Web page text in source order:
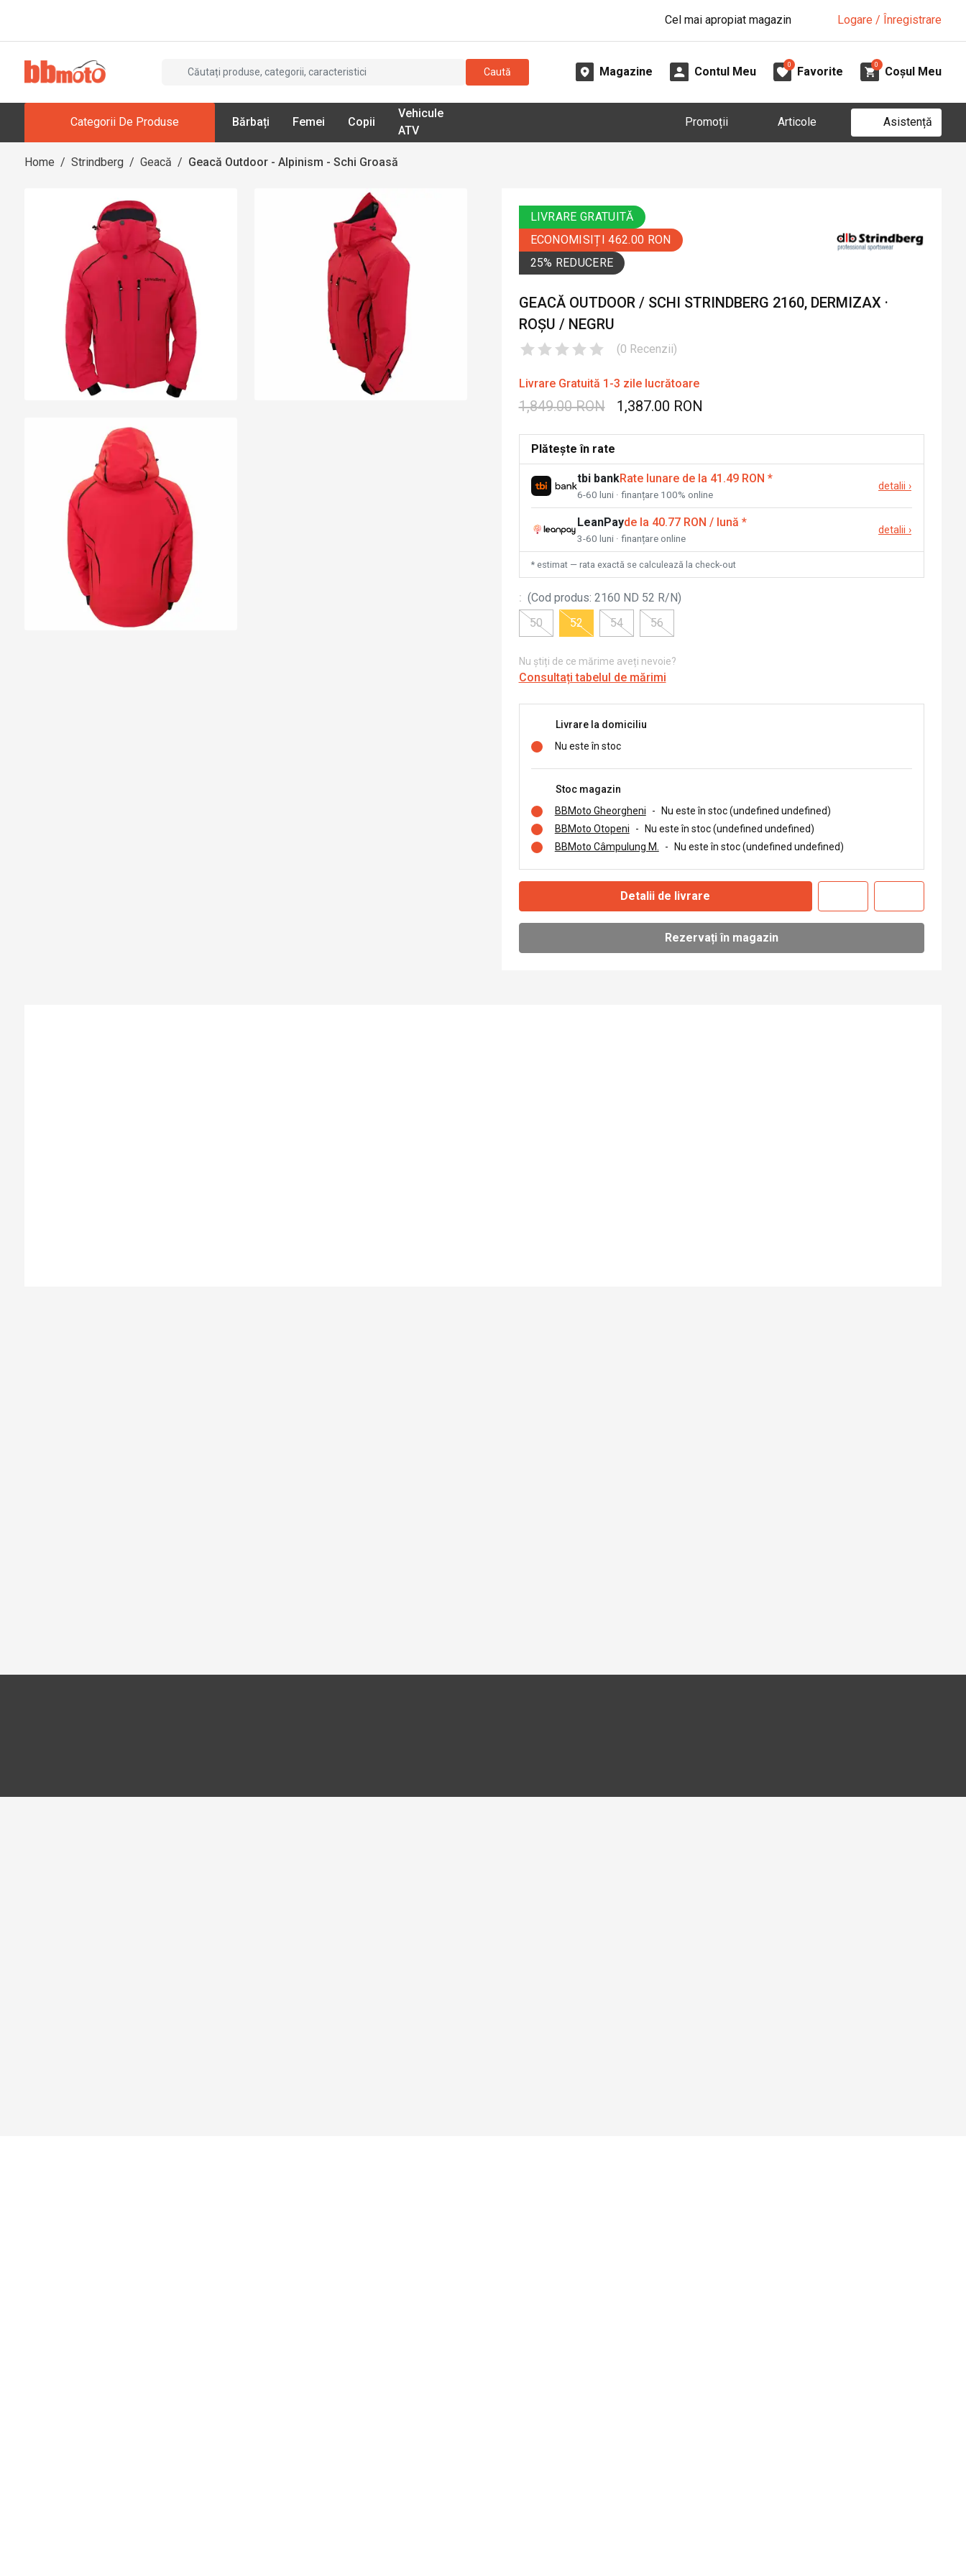
Cel mai apropiat magazin Logare / Înregistrare
Caută Magazine Contul Meu
0
Favorite
0
Coșul Meu
Categorii De Produse Bărbați Femei Copii
Vehicule
ATV
Promoții Articole Asistență
Home / Strindberg / Geacă / Geacă Outdoor - Alpinism - Schi Groasă
LIVRARE GRATUITĂ
ECONOMISIȚI 462.00 RON
25% REDUCERE
GEACĂ OUTDOOR / SCHI STRINDBERG 2160, DERMIZAX ·
ROȘU / NEGRU
(0 Recenzii)
Livrare Gratuită 1-3 zile lucrătoare
1,849.00 RON 1,387.00 RON
Plătește în rate
tbi bankRate lunare de la 41.49 RON *
6-60 luni · finanțare 100% online
detalii ›
LeanPayde la 40.77 RON / lună *
3-60 luni · finanțare online
detalii ›
* estimat — rata exactă se calculează la check-out
: (Cod produs: 2160 ND 52 R/N)
50
52 54 56
Nu știți de ce mărime aveți nevoie?
Consultați tabelul de mărimi
Livrare la domiciliu
Nu este în stoc
Stoc magazin
BBMoto Gheorgheni
-
Nu este în stoc (undefined undefined)
BBMoto Otopeni
-
Nu este în stoc (undefined undefined)
BBMoto Câmpulung M.
- Nu este în stoc (undefined undefined)
Detalii de livrare
Rezervați în magazin